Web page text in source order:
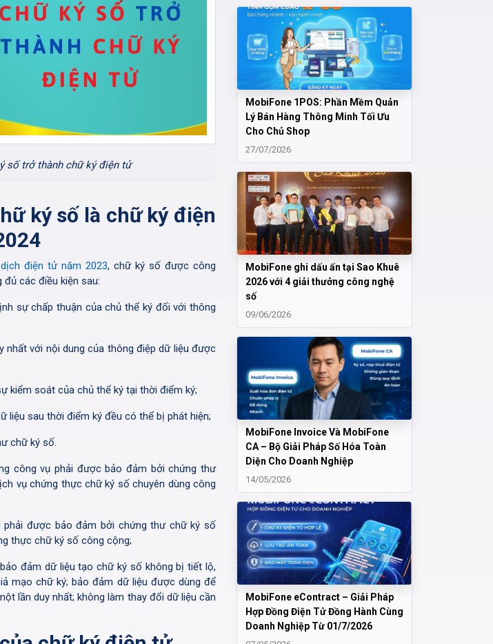
số trở thành chữ ký điện tử
ký số là chữ ký điện
điện tử năm 2023, chữ ký số được công
các điều kiện sau:
sự chấp thuận của chủ thể ký đối với thông
nhất với nội dung của thông điệp dữ liệu được
kiểm soát của chủ thể ký tại thời điểm ký;
liệu sau thời điểm ký đều có thể bị phát hiện;
chữ ký số.
công vụ phải được bảo đảm bởi chứng thư
vụ chứng thực chữ ký số chuyên dùng công
được bảo đảm bởi chứng thư chữ ký số
thực chữ ký số công cộng;
đảm dữ liệu tạo chữ ký số không bị tiết lộ,
mạo chữ ký; bảo đảm dữ liệu được dùng để
lần duy nhất; không làm thay đổi dữ liệu cần
MobiFone 1POS: Phần Mềm Quản
Lý Bán Hàng Thông Minh Tối Ưu
Cho Chủ Shop
27/07/2026
MobiFone ghi dấu ấn tại Sao Khuê
2026 với 4 giải thưởng công nghệ
số
09/06/2026
MobiFone Invoice Và MobiFone
CA – Bộ Giải Pháp Số Hóa Toàn
Diện Cho Doanh Nghiệp
14/05/2026
MobiFone eContract – Giải Pháp
Hợp Đồng Điện Tử Đồng Hành Cùng
Doanh Nghiệp Từ 01/7/2026